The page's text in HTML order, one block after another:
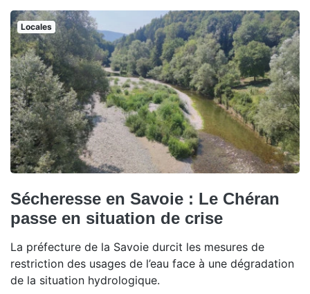
Locales
Sécheresse en Savoie : Le Chéran
passe en situation de crise
La préfecture de la Savoie durcit les mesures de
restriction des usages de l’eau face à une dégradation
de la situation hydrologique.